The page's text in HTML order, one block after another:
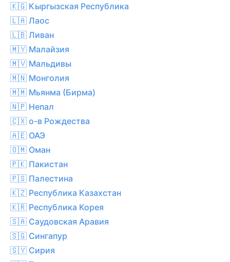
🇰🇬 Кыргызская Республика
🇱🇦 Лаос
🇱🇧 Ливан
🇲🇾 Малайзия
🇲🇻 Мальдивы
🇲🇳 Монголия
🇲🇲 Мьянма (Бирма)
🇳🇵 Непал
🇨🇽 о-в Рождества
🇦🇪 ОАЭ
🇴🇲 Оман
🇵🇰 Пакистан
🇵🇸 Палестина
🇰🇿 Республика Казахстан
🇰🇷 Республика Корея
🇸🇦 Саудовская Аравия
🇸🇬 Сингапур
🇸🇾 Сирия